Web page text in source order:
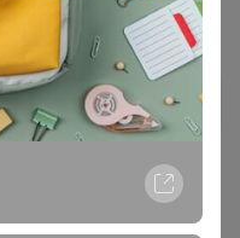
Забыли пароль?